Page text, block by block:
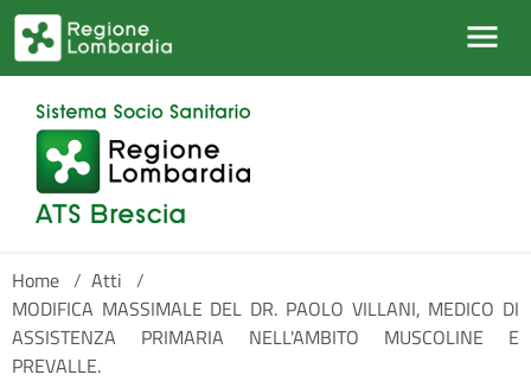
Salta al contenuto principale
Home / Atti /
MODIFICA MASSIMALE DEL DR. PAOLO VILLANI, MEDICO DI
ASSISTENZA PRIMARIA NELL'AMBITO MUSCOLINE E
PREVALLE.